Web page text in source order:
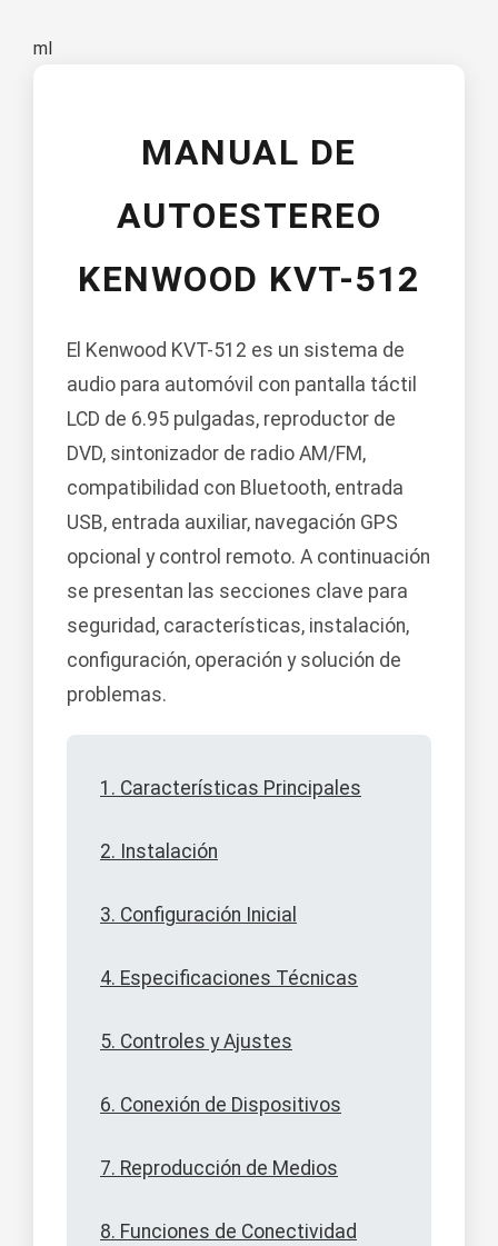
ml
MANUAL DE
AUTOESTEREO
KENWOOD KVT-512
El Kenwood KVT-512 es un sistema de
audio para automóvil con pantalla táctil
LCD de 6.95 pulgadas, reproductor de
DVD, sintonizador de radio AM/FM,
compatibilidad con Bluetooth, entrada
USB, entrada auxiliar, navegación GPS
opcional y control remoto. A continuación
se presentan las secciones clave para
seguridad, características, instalación,
configuración, operación y solución de
problemas.
1. Características Principales
2. Instalación
3. Configuración Inicial
4. Especificaciones Técnicas
5. Controles y Ajustes
6. Conexión de Dispositivos
7. Reproducción de Medios
8. Funciones de Conectividad